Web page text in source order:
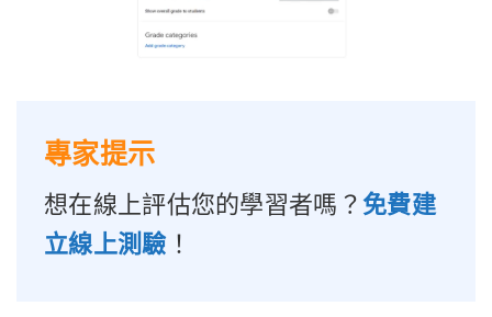
專家提示
想在線上評估您的學習者嗎？免費建
立線上測驗！